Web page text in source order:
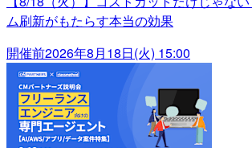
ム刷新がもたらす本当の効果
開催前2026年8月18日(火) 15:00